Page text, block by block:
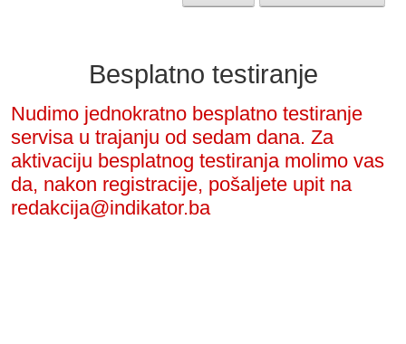
Besplatno testiranje
Nudimo jednokratno besplatno testiranje
servisa u trajanju od sedam dana. Za
aktivaciju besplatnog testiranja molimo vas
da, nakon registracije, pošaljete upit na
redakcija@indikator.ba